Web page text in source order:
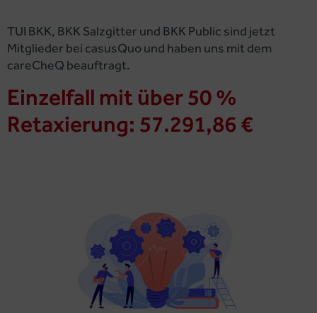
TUI BKK, BKK Salzgitter und BKK Public sind jetzt
Mitglieder bei casusQuo und haben uns mit dem
careCheQ beauftragt.
Einzelfall mit über 50 %
Retaxierung: 57.291,86 €